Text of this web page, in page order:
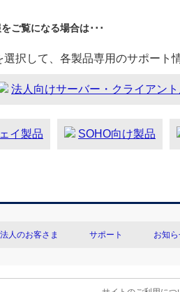
ご覧になる場合は･･･
選択して、各製品専用のサポート
法人向けサーバー・クライアン
イ製品 SOHO向け製品
法人のお客さま サポート お知